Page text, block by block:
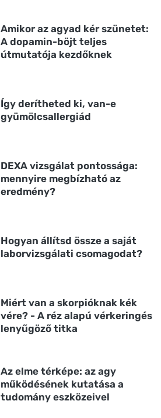
Amikor az agyad kér szünetet:
A dopamin-böjt teljes
útmutatója kezdőknek
Így derítheted ki, van-e
gyümölcsallergiád
DEXA vizsgálat pontossága:
mennyire megbízható az
eredmény?
Hogyan állítsd össze a saját
laborvizsgálati csomagodat?
Miért van a skorpióknak kék
vére? - A réz alapú vérkeringés
lenyűgöző titka
Az elme térképe: az agy
működésének kutatása a
tudomány eszközeivel